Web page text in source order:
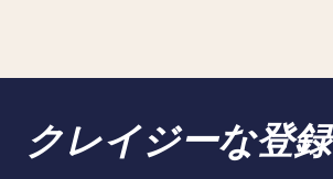
クレイジーな登録